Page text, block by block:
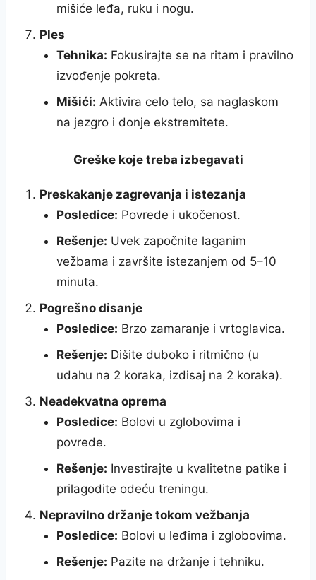
mišiće leđa, ruku i nogu.
Ples
Tehnika: Fokusirajte se na ritam i pravilno
izvođenje pokreta.
Mišići: Aktivira celo telo, sa naglaskom
na jezgro i donje ekstremitete.
Greške koje treba izbegavati
Preskakanje zagrevanja i istezanja
Posledice: Povrede i ukočenost.
Rešenje: Uvek započnite laganim
vežbama i završite istezanjem od 5–10
minuta.
Pogrešno disanje
Posledice: Brzo zamaranje i vrtoglavica.
Rešenje: Dišite duboko i ritmično (u
udahu na 2 koraka, izdisaj na 2 koraka).
Neadekvatna oprema
Posledice: Bolovi u zglobovima i
povrede.
Rešenje: Investirajte u kvalitetne patike i
prilagodite odeću treningu.
Nepravilno držanje tokom vežbanja
Posledice: Bolovi u leđima i zglobovima.
Rešenje: Pazite na držanje i tehniku.